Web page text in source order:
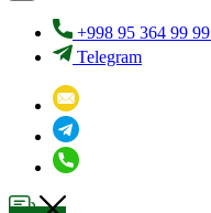
+998 95 364 99 99
Telegram